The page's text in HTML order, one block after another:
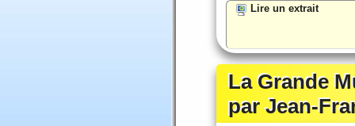
Lire un extrait
La Grande
par Jean-